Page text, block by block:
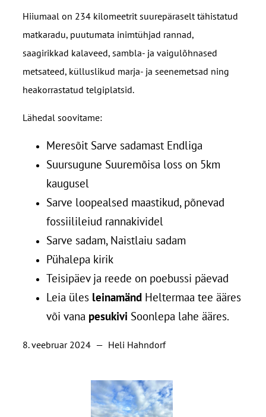
Hiiumaal on 234 kilomeetrit suurepäraselt tähistatud
matkaradu, puutumata inimtühjad rannad,
saagirikkad kalaveed, sambla- ja vaigulõhnased
metsateed, külluslikud marja- ja seenemetsad ning
heakorrastatud telgiplatsid.
Lähedal soovitame:
Meresõit Sarve sadamast Endliga
Suursugune Suuremõisa loss on 5km
kaugusel
Sarve loopealsed maastikud, põnevad
fossiilileiud rannakividel
Sarve sadam, Naistlaiu sadam
Pühalepa kirik
Teisipäev ja reede on poebussi päevad
Leia üles leinamänd Heltermaa tee ääres
või vana pesukivi Soonlepa lahe ääres.
8. veebruar 2024 — Heli Hahndorf